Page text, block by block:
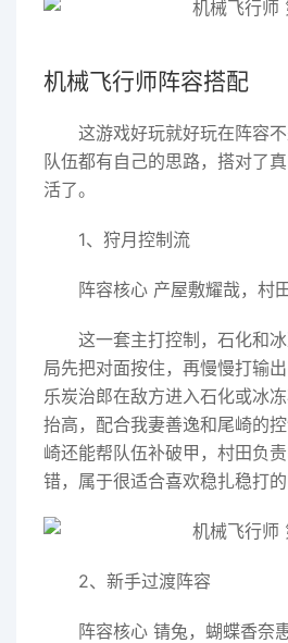
机械飞行师阵容搭配
这游戏好玩就好玩在阵容
队伍都有自己的思路，搭对了
活了。
1、狩月控制流
阵容核心 产屋敷耀哉，村
这一套主打控制，石化和
局先把对面按住，再慢慢打输
乐炭治郎在敌方进入石化或冰
抬高，配合我妻善逸和尾崎的
崎还能帮队伍补破甲，村田负
错，属于很适合喜欢稳扎稳打的
2、新手过渡阵容
阵容核心 锖兔，蝴蝶香奈惠